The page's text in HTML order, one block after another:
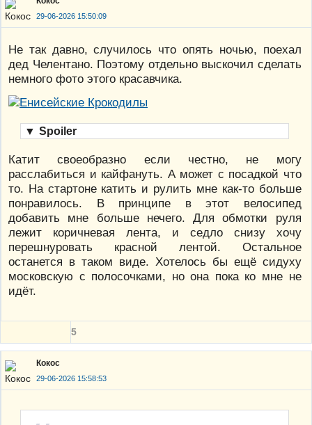
29-06-2026 15:50:09
Не так давно, случилось что опять ночью, поехал
дед Челентано. Поэтому отдельно выскочил сделать
немного фото этого красавчика.
▼ Spoiler
Катит своеобразно если честно, не могу
расслабиться и кайфануть. А может с посадкой что
то. На стартоне катить и рулить мне как-то больше
понравилось. В принципе в этот велосипед
добавить мне больше нечего. Для обмотки руля
лежит коричневая лента, и седло снизу хочу
перешнуровать красной лентой. Остальное
останется в таком виде. Хотелось бы ещё сидуху
московскую с полосочками, но она пока ко мне не
идёт.
5
Кокос
29-06-2026 15:58:53